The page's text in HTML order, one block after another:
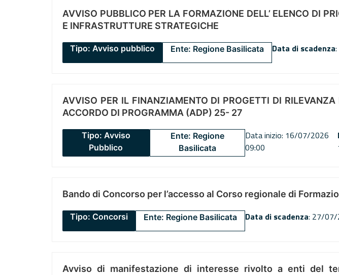
AVVISO PUBBLICO PER LA FORMAZIONE DELL’ ELENCO DI
E INFRASTRUTTURE STRATEGICHE
Tipo: Avviso pubblico Ente: Regione Basilicata Data di scadenza
AVVISO PER IL FINANZIAMENTO DI PROGETTI DI
ACCORDO DI PROGRAMMA (ADP) 25- 27
Tipo: Avviso
Pubblico
Ente: Regione
Basilicata
Data inizio: 16/07/2026
09:00
Bando di Concorso per l’accesso al Corso regionale di
Tipo: Concorsi Ente: Regione Basilicata Data di scadenza: 27/07/
Avviso di manifestazione di interesse rivolto a enti del